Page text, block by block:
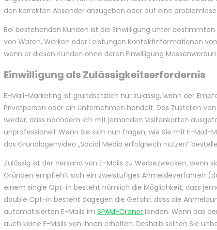
den korrekten Absender anzugeben oder auf eine
Bei bestehenden Kunden ist die Einwilligung unter
von Waren, Werken oder Leistungen Kontaktinformationen
wenn er diesen Kunden ohne deren Einwilligung
Einwilligung als Zulässigkeitserfordernis
E-Mail-Marketing ist grundsätzlich nur zulässig, wenn der
Privatperson oder ein Unternehmen handelt. Das Zustellen
wieder, dass nachdem ich mit jemanden Visitenkarten
unprofessionell. Wenn Sie sich nun fragen, wie Sie mit E-Mail-
das Grundlagenvideo „Social Media erfolgreich nutzen“
Zulässig ist der Versand von E-Mails zu Werbezwecken,
Gründen empfiehlt sich ein zweistufiges Anmeldeverfahren
einem single Opt-in besteht nämlich die Möglichkeit, dass
double Opt-in besteht dagegen die Gefahr, dass die
automatisierten E-Mails im SPAM-Ordner landen. Wenn das
auch keine E-Mails von Ihnen erhalten. Deshalb sollten Sie